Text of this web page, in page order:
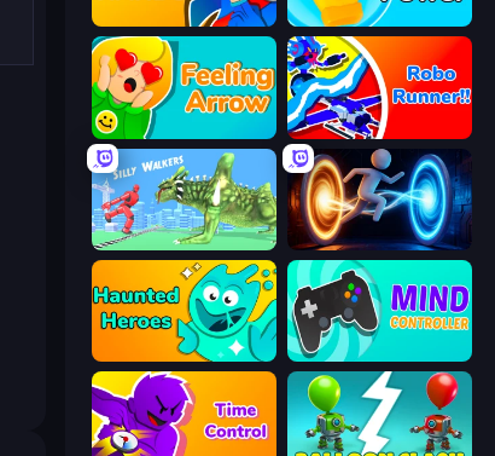
Ninja Hands Glove Power
Feeling Arrow Robo Runner
Silly Walkers Portal Escape
Haunted Heroes Mind Controller